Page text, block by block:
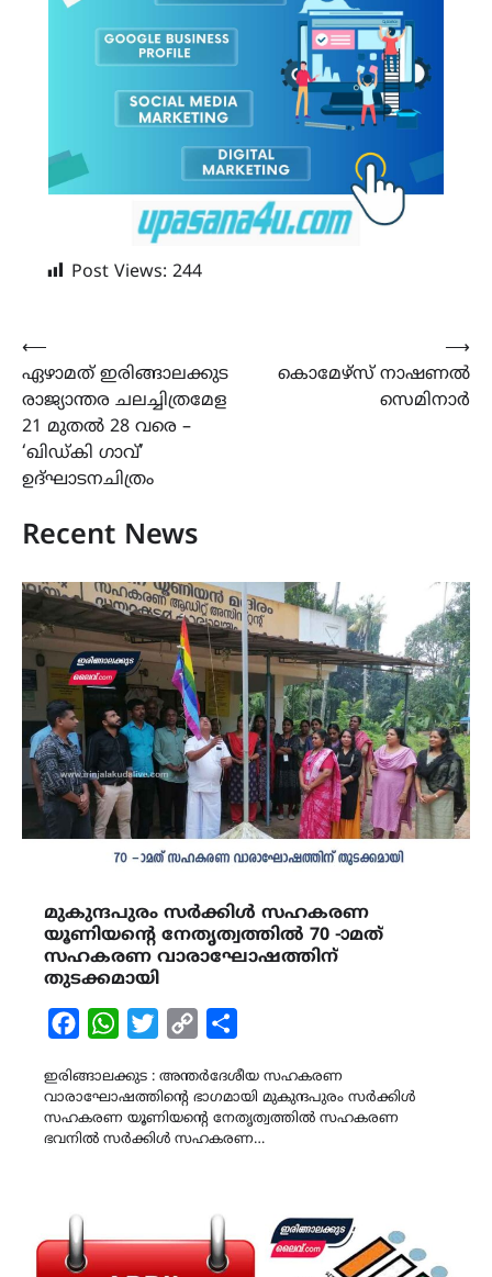
Post Views: 244
Post
navigation
⟵
ഏഴാമത് ഇരിങ്ങാലക്കുട
രാജ്യാന്തര ചലച്ചിത്രമേള
21 മുതൽ 28 വരെ –
‘ഖിഡ്കി ഗാവ്’
ഉദ്ഘാടനചിത്രം
കൊമേഴ്സ് നാഷണൽ
സെമിനാർ
⟶
Recent News
മുകുന്ദപുരം സർക്കിൾ സഹകരണ
യൂണിയന്‍റെ നേതൃത്വത്തിൽ 70 -ാമത്
സഹകരണ വാരാഘോഷത്തിന്
തുടക്കമായി
FacebookWhatsAppTwitterCopy
ഇരിങ്ങാലക്കുട : അന്തർദേശീയ സഹകരണ
വാരാഘോഷത്തിന്‍റെ ഭാഗമായി മുകുന്ദപുരം സർക്കിൾ
സഹകരണ യൂണിയന്‍റെ നേതൃത്വത്തിൽ സഹകരണ
ഭവനിൽ സർക്കിൾ സഹകരണ…